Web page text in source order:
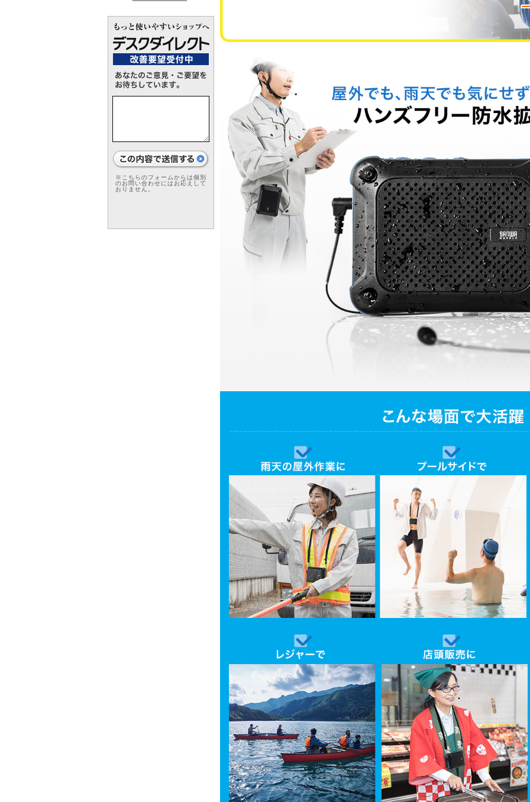
※こちらのフォームからは個別
のお問い合わせにはお応えして
おりません。